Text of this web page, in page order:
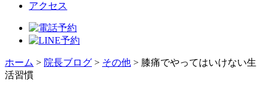
アクセス
ホーム > 院長ブログ > その他 > 膝痛でやってはいけない生
活習慣